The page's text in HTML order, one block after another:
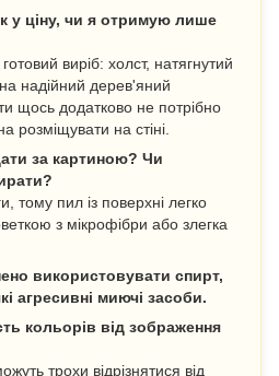
у ціну, чи я отримую лише
виріб: холст, натягнутий
надійний дерев'яний
щось додатково не потрібно
на стіні.
за картиною? Чи
тому пил із поверхні легко
з мікрофібри або злегка
використовувати спирт,
агресивні миючі засоби.
кольорів від зображення
трохи відрізнятися від